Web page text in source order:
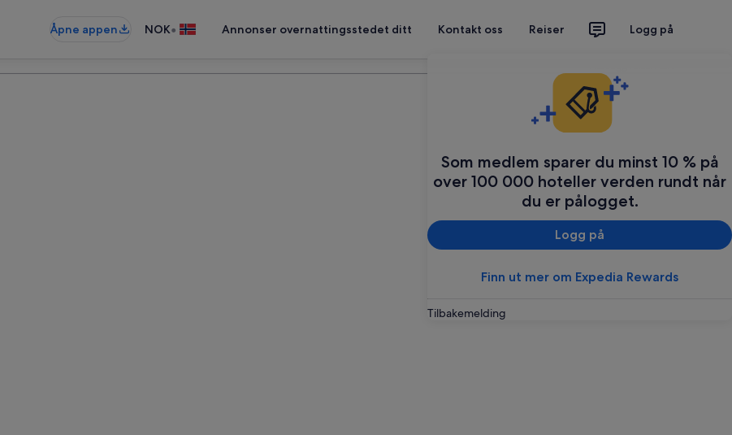
Åpne appen NOK• Annonser overnattingsstedet ditt Kontakt oss Reiser Logg på
Som medlem sparer du minst 10 % på
over 100 000 hoteller verden rundt når
du er pålogget.
Logg på
Finn ut mer om Expedia Rewards
Tilbakemelding